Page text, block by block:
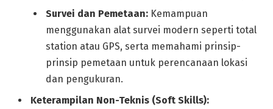
Survei dan Pemetaan: Kemampuan
menggunakan alat survei modern seperti total
station atau GPS, serta memahami prinsip-
prinsip pemetaan untuk perencanaan lokasi
dan pengukuran.
Keterampilan Non-Teknis (Soft Skills):